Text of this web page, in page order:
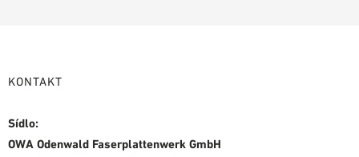
KONTAKT
Sídlo:
OWA Odenwald Faserplattenwerk GmbH